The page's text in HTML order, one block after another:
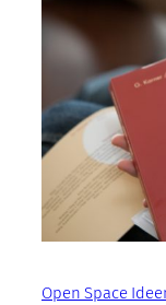
Open Space